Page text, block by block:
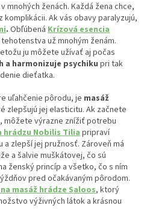
ženách. Každá žena chce,
Ak vás obavy paralyzujú,
. Obľúbená Krízová esencia
už mnohým ženám.
ju môžete užívať aj počas
a harmonizuje psychiku pri tak
dieťatka.
uľahčenie pôrodu, je masáž
zlepšujú jej elasticitu. Ak začnete
výrazne znížiť potrebu
hrádzu Nobilis Tiliapripraví
zlepší jej pružnosť. Zároveň má
a šalvie muškátovej, čo sú
ženský princíp a všetko, čo s ním
pred očakávaným pôrodom.
masáž hrádze Saloos, ktorý
výživných látok a krásnou